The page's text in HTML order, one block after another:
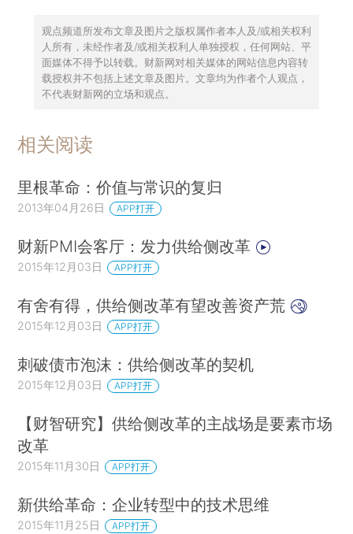
观点频道所发布文章及图片之版权属作者本人及/或相关权利
人所有，未经作者及/或相关权利人单独授权，任何网站、平
面媒体不得予以转载。财新网对相关媒体的网站信息内容转
载授权并不包括上述文章及图片。文章均为作者个人观点，
不代表财新网的立场和观点。
相关阅读
里根革命：价值与常识的复归
2013年04月26日 APP打开
财新PMI会客厅：发力供给侧改革
2015年12月03日 APP打开
有舍有得，供给侧改革有望改善资产荒
2015年12月03日 APP打开
刺破债市泡沫：供给侧改革的契机
2015年12月03日 APP打开
【财智研究】供给侧改革的主战场是要素市场
改革
2015年11月30日 APP打开
新供给革命：企业转型中的技术思维
2015年11月25日 APP打开